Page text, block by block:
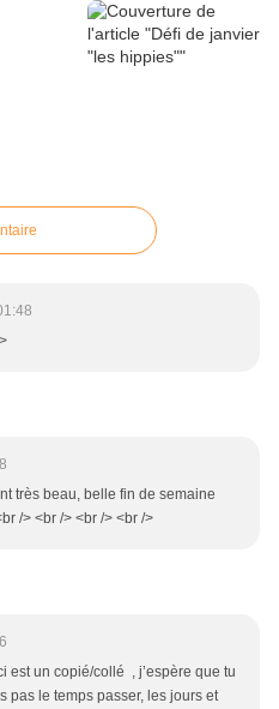
très beau, belle fin de semaine
/> <br /> <br /> <br />
est un copié/collé , j’espère que tu
pas le temps passer, les jours et